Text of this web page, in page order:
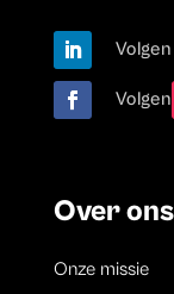
Volgen
Volgen
Over ons
Onze missie